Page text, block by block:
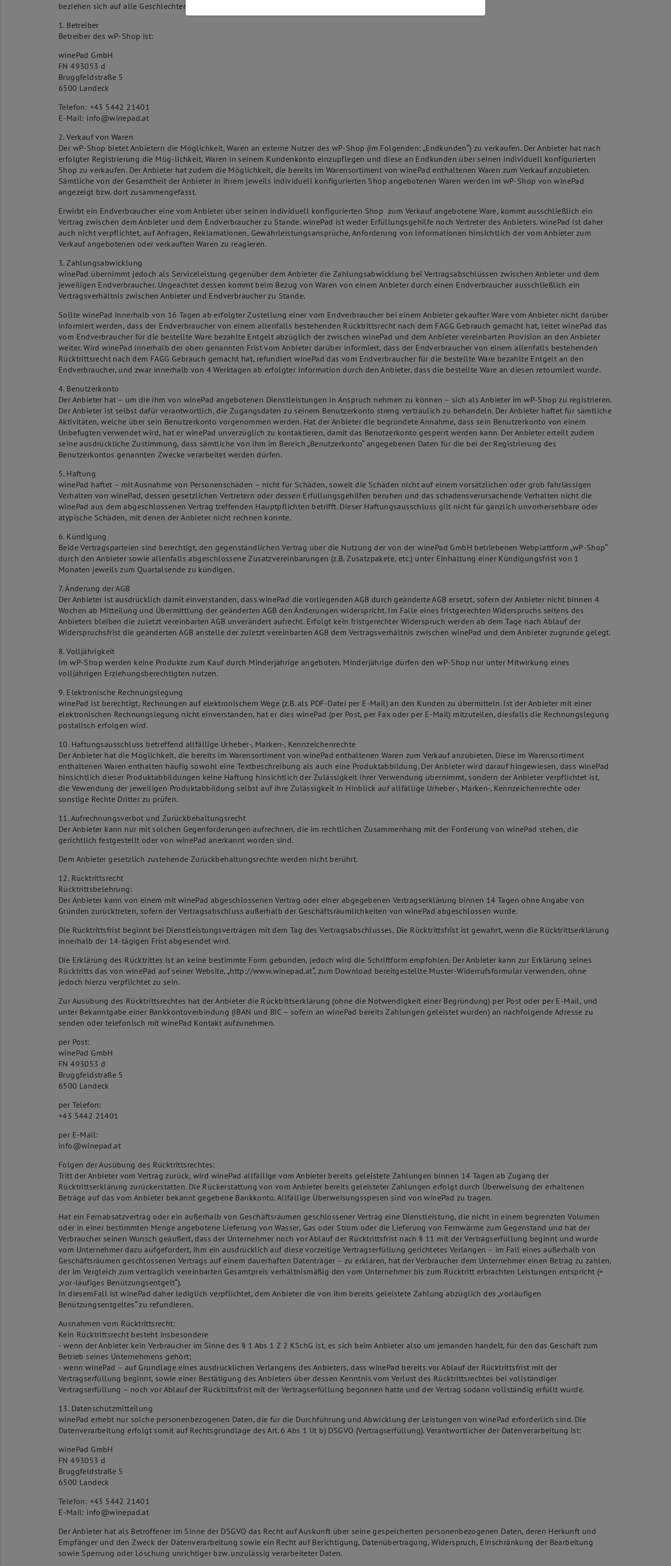
beziehen sich auf alle Geschlechter gleichermaßen.
1. Betreiber
Betreiber des wP-Shop ist:
winePad GmbH
FN 493053 d
Bruggfeldstraße 5
6500 Landeck
Telefon: +43 5442 21401
E-Mail: info@winepad.at
2. Verkauf von Waren
Der wP-Shop bietet Anbietern die Möglichkeit, Waren an externe Nutzer des wP-Shop (im Folgenden: „Endkunden“) zu verkaufen. Der Anbieter hat nach
erfolgter Registrierung die Mög-lichkeit, Waren in seinem Kundenkonto einzupflegen und diese an Endkunden über seinen individuell konfigurierten
Shop zu verkaufen. Der Anbieter hat zudem die Möglichkeit, die bereits im Warensortiment von winePad enthaltenen Waren zum Verkauf anzubieten.
Sämtliche von der Gesamtheit der Anbieter in ihrem jeweils individuell konfigurierten Shop angebotenen Waren werden im wP-Shop von winePad
angezeigt bzw. dort zusammengefasst.
Erwirbt ein Endverbraucher eine vom Anbieter über seinen individuell konfigurierten Shop zum Verkauf angebotene Ware, kommt ausschließlich ein
Vertrag zwischen dem Anbieter und dem Endverbraucher zu Stande. winePad ist weder Erfüllungsgehilfe noch Vertreter des Anbieters. winePad ist daher
auch nicht verpflichtet, auf Anfragen, Reklamationen, Gewährleistungsansprüche, Anforderung von Informationen hinsichtlich der vom Anbieter zum
Verkauf angebotenen oder verkauften Waren zu reagieren.
3. Zahlungsabwicklung
winePad übernimmt jedoch als Serviceleistung gegenüber dem Anbieter die Zahlungsabwicklung bei Vertragsabschlüssen zwischen Anbieter und dem
jeweiligen Endverbraucher. Ungeachtet dessen kommt beim Bezug von Waren von einem Anbieter durch einen Endverbraucher ausschließlich ein
Vertragsverhältnis zwischen Anbieter und Endverbraucher zu Stande.
Sollte winePad innerhalb von 16 Tagen ab erfolgter Zustellung einer vom Endverbraucher bei einem Anbieter gekaufter Ware vom Anbieter nicht darüber
informiert werden, dass der Endverbraucher von einem allenfalls bestehenden Rücktrittsrecht nach dem FAGG Gebrauch gemacht hat, leitet winePad das
vom Endverbraucher für die bestellte Ware bezahlte Entgelt abzüglich der zwischen winePad und dem Anbieter vereinbarten Provision an den Anbieter
weiter. Wird winePad innerhalb der oben genannten Frist vom Anbieter darüber informiert, dass der Endverbraucher von einem allenfalls bestehenden
Rücktrittsrecht nach dem FAGG Gebrauch gemacht hat, refundiert winePad das vom Endverbraucher für die bestellte Ware bezahlte Entgelt an den
Endverbraucher, und zwar innerhalb von 4 Werktagen ab erfolgter Information durch den Anbieter, dass die bestellte Ware an diesen retourniert wurde.
4. Benutzerkonto
Der Anbieter hat – um die ihm von winePad angebotenen Dienstleistungen in Anspruch nehmen zu können – sich als Anbieter im wP-Shop zu registrieren.
Der Anbieter ist selbst dafür verantwortlich, die Zugangsdaten zu seinem Benutzerkonto streng vertraulich zu behandeln. Der Anbieter haftet für sämtliche
Aktivitäten, welche über sein Benutzerkonto vorgenommen werden. Hat der Anbieter die begründete Annahme, dass sein Benutzerkonto von einem
Unbefugten verwendet wird, hat er winePad unverzüglich zu kontaktieren, damit das Benutzerkonto gesperrt werden kann. Der Anbieter erteilt zudem
seine ausdrückliche Zustimmung, dass sämtliche von ihm im Bereich „Benutzerkonto“ angegebenen Daten für die bei der Registrierung des
Benutzerkontos genannten Zwecke verarbeitet werden dürfen.
5. Haftung
winePad haftet – mit Ausnahme von Personenschäden – nicht für Schäden, soweit die Schäden nicht auf einem vorsätzlichen oder grob fahrlässigen
Verhalten von winePad, dessen gesetzlichen Vertretern oder dessen Erfüllungsgehilfen beruhen und das schadensverursachende Verhalten nicht die
winePad aus dem abgeschlossenen Vertrag treffenden Hauptpflichten betrifft. Dieser Haftungsausschluss gilt nicht für gänzlich unvorhersehbare oder
atypische Schäden, mit denen der Anbieter nicht rechnen konnte.
6. Kündigung
Beide Vertragsparteien sind berechtigt, den gegenständlichen Vertrag über die Nutzung der von der winePad GmbH betriebenen Webplattform „wP-Shop“
durch den Anbieter sowie allenfalls abgeschlossene Zusatzvereinbarungen (z.B. Zusatzpakete, etc.) unter Einhaltung einer Kündigungsfrist von 1
Monaten jeweils zum Quartalsende zu kündigen.
7. Änderung der AGB
Der Anbieter ist ausdrücklich damit einverstanden, dass winePad die vorliegenden AGB durch geänderte AGB ersetzt, sofern der Anbieter nicht binnen 4
Wochen ab Mitteilung und Übermittlung der geänderten AGB den Änderungen widerspricht. Im Falle eines fristgerechten Widerspruchs seitens des
Anbieters bleiben die zuletzt vereinbarten AGB unverändert aufrecht. Erfolgt kein fristgerechter Widerspruch werden ab dem Tage nach Ablauf der
Widerspruchsfrist die geänderten AGB anstelle der zuletzt vereinbarten AGB dem Vertragsverhältnis zwischen winePad und dem Anbieter zugrunde gelegt.
8. Volljährigkeit
Im wP-Shop werden keine Produkte zum Kauf durch Minderjährige angeboten. Minderjährige dürfen den wP-Shop nur unter Mitwirkung eines
volljährigen Erziehungsberechtigten nutzen.
9. Elektronische Rechnungslegung
winePad ist berechtigt, Rechnungen auf elektronischem Wege (z.B. als PDF-Datei per E-Mail) an den Kunden zu übermitteln. Ist der Anbieter mit einer
elektronischen Rechnungslegung nicht einverstanden, hat er dies winePad (per Post, per Fax oder per E-Mail) mitzuteilen, diesfalls die Rechnungslegung
postalisch erfolgen wird.
10. Haftungsausschluss betreffend allfällige Urheber-, Marken-, Kennzeichenrechte
Der Anbieter hat die Möglichkeit, die bereits im Warensortiment von winePad enthaltenen Waren zum Verkauf anzubieten. Diese im Warensortiment
enthaltenen Waren enthalten häufig sowohl eine Textbeschreibung als auch eine Produktabbildung. Der Anbieter wird darauf hingewiesen, dass winePad
hinsichtlich dieser Produktabbildungen keine Haftung hinsichtlich der Zulässigkeit ihrer Verwendung übernimmt, sondern der Anbieter verpflichtet ist,
die Vewendung der jeweiligen Produktabbildung selbst auf ihre Zulässigkeit in Hinblick auf allfällige Urheber-, Marken-, Kennzeichenrechte oder
sonstige Rechte Dritter zu prüfen.
11. Aufrechnungsverbot und Zurückbehaltungsrecht
Der Anbieter kann nur mit solchen Gegenforderungen aufrechnen, die im rechtlichen Zusammenhang mit der Forderung von winePad stehen, die
gerichtlich festgestellt oder von winePad anerkannt worden sind.
Dem Anbieter gesetzlich zustehende Zurückbehaltungsrechte werden nicht berührt.
12. Rücktrittsrecht
Rücktrittsbelehrung:
Der Anbieter kann von einem mit winePad abgeschlossenen Vertrag oder einer abgegebenen Vertragserklärung binnen 14 Tagen ohne Angabe von
Gründen zurücktreten, sofern der Vertragsabschluss außerhalb der Geschäftsräumlichkeiten von winePad abgeschlossen wurde.
Die Rücktrittsfrist beginnt bei Dienstleistungsverträgen mit dem Tag des Vertragsabschlusses, Die Rücktrittsfrist ist gewahrt, wenn die Rücktrittserklärung
innerhalb der 14-tägigen Frist abgesendet wird.
Die Erklärung des Rücktrittes ist an keine bestimmte Form gebunden, jedoch wird die Schriftform empfohlen. Der Anbieter kann zur Erklärung seines
Rücktritts das von winePad auf seiner Website, „http://www.winepad.at“, zum Download bereitgestellte Muster-Widerrufsformular verwenden, ohne
jedoch hierzu verpflichtet zu sein.
Zur Ausübung des Rücktrittsrechtes hat der Anbieter die Rücktrittserklärung (ohne die Notwendigkeit einer Begründung) per Post oder per E-Mail, und
unter Bekanntgabe einer Bankkontoverbindung (IBAN und BIC – sofern an winePad bereits Zahlungen geleistet wurden) an nachfolgende Adresse zu
senden oder telefonisch mit winePad Kontakt aufzunehmen.
per Post:
winePad GmbH
FN 493053 d
Bruggfeldstraße 5
6500 Landeck
per Telefon:
+43 5442 21401
per E-Mail:
info@winepad.at
Folgen der Ausübung des Rücktrittsrechtes:
Tritt der Anbieter vom Vertrag zurück, wird winePad allfällige vom Anbieter bereits geleistete Zahlungen binnen 14 Tagen ab Zugang der
Rücktrittserklärung zurückerstatten. Die Rückerstattung von vom Anbieter bereits geleisteter Zahlungen erfolgt durch Überweisung der erhaltenen
Beträge auf das vom Anbieter bekannt gegebene Bankkonto. Allfällige Überweisungsspesen sind von winePad zu tragen.
Hat ein Fernabsatzvertrag oder ein außerhalb von Geschäftsräumen geschlossener Vertrag eine Dienstleistung, die nicht in einem begrenzten Volumen
oder in einer bestimmten Menge angebotene Lieferung von Wasser, Gas oder Strom oder die Lieferung von Fernwärme zum Gegenstand und hat der
Verbraucher seinen Wunsch geäußert, dass der Unternehmer noch vor Ablauf der Rücktrittsfrist nach § 11 mit der Vertragserfüllung beginnt und wurde
vom Unternehmer dazu aufgefordert, ihm ein ausdrücklich auf diese vorzeitige Vertragserfüllung gerichtetes Verlangen – im Fall eines außerhalb von
Geschäftsräumen geschlossenen Vertrags auf einem dauerhaften Datenträger – zu erklären, hat der Verbraucher dem Unternehmer einen Betrag zu zahlen,
der im Vergleich zum vertraglich vereinbarten Gesamtpreis verhältnismäßig den vom Unternehmer bis zum Rücktritt erbrachten Leistungen entspricht (=
„vor-läufiges Benützungsentgelt“).
In diesemFall ist winePad daher lediglich verpflichtet, dem Anbieter die von ihm bereits geleistete Zahlung abzüglich des „vorläufigen
Benützungsentgeltes“ zu refundieren.
Ausnahmen vom Rücktrittsrecht:
Kein Rücktrittsrecht besteht insbesondere
- wenn der Anbieter kein Verbraucher im Sinne des § 1 Abs 1 Z 2 KSchG ist, es sich beim Anbieter also um jemanden handelt, für den das Geschäft zum
Betrieb seines Unternehmens gehört;
- wenn winePad – auf Grundlage eines ausdrücklichen Verlangens des Anbieters, dass winePad bereits vor Ablauf der Rücktrittsfrist mit der
Vertragserfüllung beginnt, sowie einer Bestätigung des Anbieters über dessen Kenntnis vom Verlust des Rücktrittsrechtes bei vollständiger
Vertragserfüllung – noch vor Ablauf der Rücktrittsfrist mit der Vertragserfüllung begonnen hatte und der Vertrag sodann vollständig erfüllt wurde.
13. Datenschutzmitteilung
winePad erhebt nur solche personenbezogenen Daten, die für die Durchführung und Abwicklung der Leistungen von winePad erforderlich sind. Die
Datenverarbeitung erfolgt somit auf Rechtsgrundlage des Art. 6 Abs 1 lit b) DSGVO (Vertragserfüllung). Verantwortlicher der Datenverarbeitung ist:
winePad GmbH
FN 493053 d
Bruggfeldstraße 5
6500 Landeck
Telefon: +43 5442 21401
E-Mail: info@winepad.at
Der Anbieter hat als Betroffener im Sinne der DSGVO das Recht auf Auskunft über seine gespeicherten personenbezogenen Daten, deren Herkunft und
Empfänger und den Zweck der Datenverarbeitung sowie ein Recht auf Berichtigung, Datenübertragung, Widerspruch, Einschränkung der Bearbeitung
sowie Sperrung oder Löschung unrichtiger bzw. unzulässig verarbeiteter Daten.